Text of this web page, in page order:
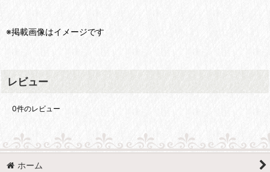
※掲載画像はイメージです
レビュー
0件のレビュー
ホーム